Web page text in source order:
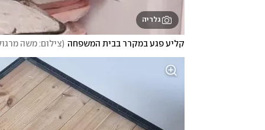
גלריה
קליע פגע במקרר בבית המשפחה (צילום: משה